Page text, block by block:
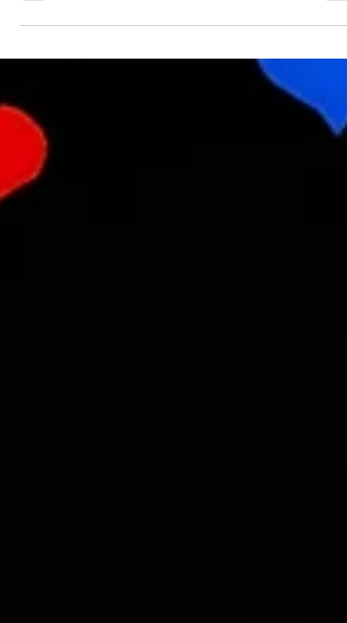
étudions un petit peu la démarche